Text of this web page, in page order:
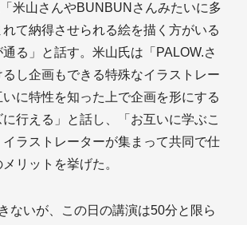
米山さんやBUNBUNさんみたいに多
れて納得させられる絵を描く方がいる
る」と話す。米山氏は「PALOW.さ
し企画もできる特殊なイラストレー
に特性を知った上で企画を形にする
行える」と話し、「お互いに学ぶこ
イラストレーターが集まって共同で仕
リットを挙げた。
ないが、この日の講演は50分と限ら